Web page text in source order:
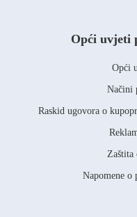
Opći uvjeti
Opći
Načini
Raskid ugovora o
Zaštita
Napomene o